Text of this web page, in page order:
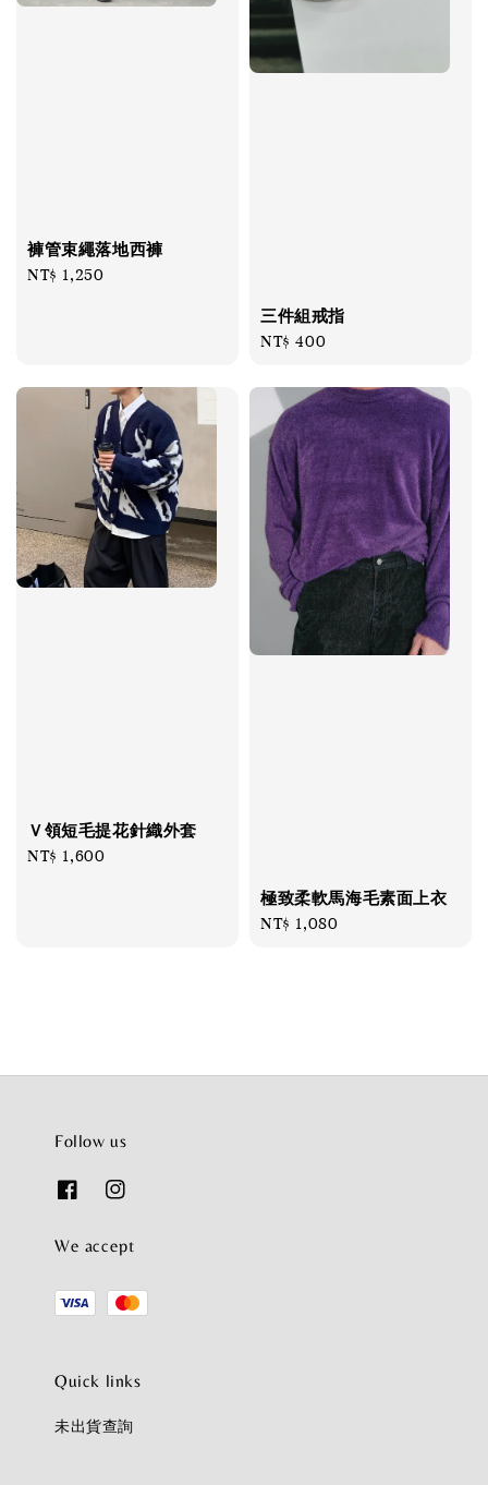
褲管束繩落地西褲
Regular
NT$ 1,250
三件組戒指
Regular
NT$ 400
Ｖ領短毛提花針織外套
Regular
NT$ 1,600
極致柔軟馬海毛素面上衣
Regular
NT$ 1,080
Follow us
We accept
Quick links
未出貨查詢